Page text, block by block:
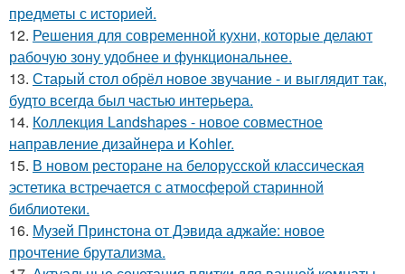
предметы с историей.
12. Решения для современной кухни, которые делают
рабочую зону удобнее и функциональнее.
13. Старый стол обрёл новое звучание - и выглядит так,
будто всегда был частью интерьера.
14. Коллекция Landshapes - новое совместное
направление дизайнера и Kohler.
15. В новом ресторане на белорусской классическая
эстетика встречается с атмосферой старинной
библиотеки.
16. Музей Принстона от Дэвида аджайе: новое
прочтение брутализма.